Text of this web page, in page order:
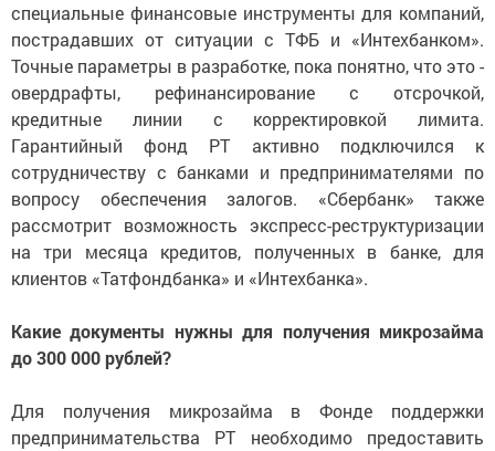
специальные финансовые инструменты для компаний,
пострадавших от ситуации с ТФБ и «Интехбанком».
Точные параметры в разработке, пока понятно, что это -
овердрафты, рефинансирование с отсрочкой,
кредитные линии с корректировкой лимита.
Гарантийный фонд РТ активно подключился к
сотрудничеству с банками и предпринимателями по
вопросу обеспечения залогов. «Сбербанк» также
рассмотрит возможность экспресс-реструктуризации
на три месяца кредитов, полученных в банке, для
клиентов «Татфондбанка» и «Интехбанка».
Какие документы нужны для получения микрозайма
до 300 000 рублей?
Для получения микрозайма в Фонде поддержки
предпринимательства РТ необходимо предоставить